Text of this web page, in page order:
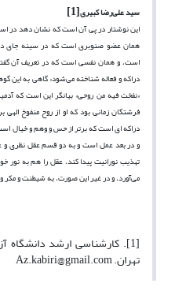
سید علی‌رضا کبیری[1]
این نوشتار در پی آن است که نشان دهد در
همان عضو صنوبری است که در سینه جای
است، و همان نفسی است که در تعریف آن
دراکه و فعاله شناخته می‌شود» گاهی به این
«نفخت فیه من روحی» بیانگر این است که
فرشتگان زمانی بود که او از روح منفوخ
دراکه ای است که برتر از حس و وهم و خیال
و در بعد عمل است و به دو قسم عقل نظری و
تهذیب نورانیت پیدا کند، عقل را هم به نور
می‌آورد، و در غیر این صورت، به شیطنت و مکر
[1]. کارشناسی ارشد دانشگاه
تهران. Az.kabiri@gmail.com